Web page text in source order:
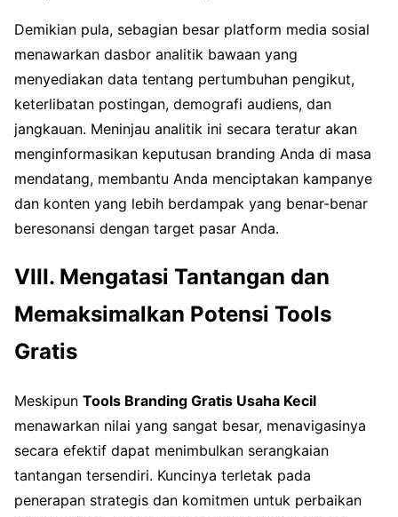
Demikian pula, sebagian besar platform media sosial
menawarkan dasbor analitik bawaan yang
menyediakan data tentang pertumbuhan pengikut,
keterlibatan postingan, demografi audiens, dan
jangkauan. Meninjau analitik ini secara teratur akan
menginformasikan keputusan branding Anda di masa
mendatang, membantu Anda menciptakan kampanye
dan konten yang lebih berdampak yang benar-benar
beresonansi dengan target pasar Anda.
VIII. Mengatasi Tantangan dan
Memaksimalkan Potensi Tools
Gratis
Meskipun Tools Branding Gratis Usaha Kecil
menawarkan nilai yang sangat besar, menavigasinya
secara efektif dapat menimbulkan serangkaian
tantangan tersendiri. Kuncinya terletak pada
penerapan strategis dan komitmen untuk perbaikan